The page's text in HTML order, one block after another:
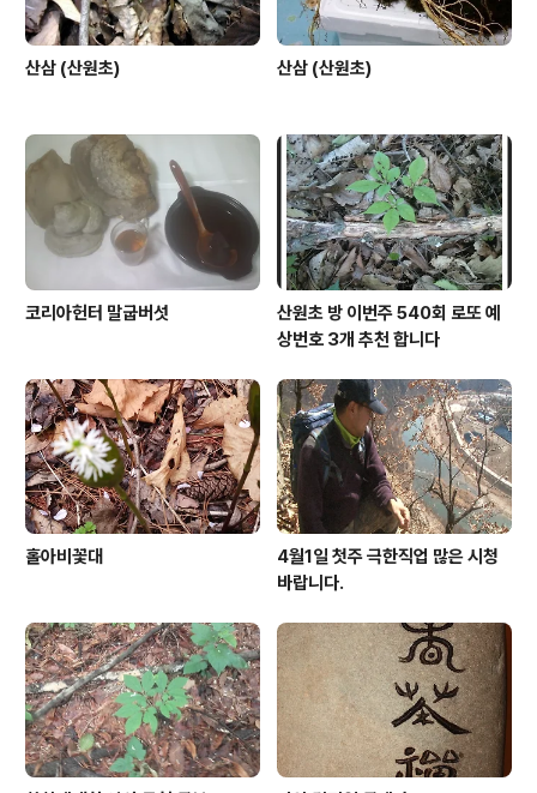
산삼 (산원초) 산삼 (산원초)
코리아헌터 말굽버섯
산원초 방 이번주 540회 로또 예
상번호 3개 추천 합니다
홀아비꽃대
4월1일 첫주 극한직업 많은 시청
바랍니다.